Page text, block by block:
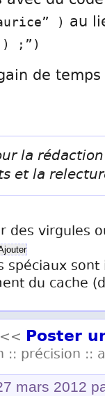
) au
;”)
de
la
et la
des virgules
spéciaux
du cache
<< Poster
:: précision ::
mars 2012